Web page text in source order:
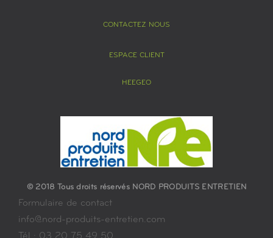
CONTACTEZ NOUS
ESPACE CLIENT
HEEGEO
© 2018 Tous droits réservés NORD PRODUITS ENTRETIEN
Formulaire de contact
info@nord-produits-entretien.com